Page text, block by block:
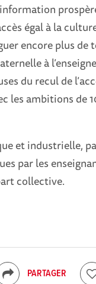
égal à la
encore plus
à
du recul de
ambitions de
et industrielle,
par les
collective.
PARTAGER